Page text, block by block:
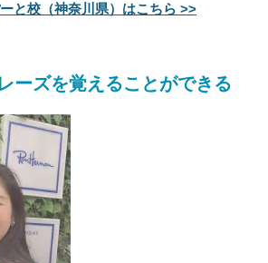
と校（神奈川県）はこちら >>
ーズを覚えることができる